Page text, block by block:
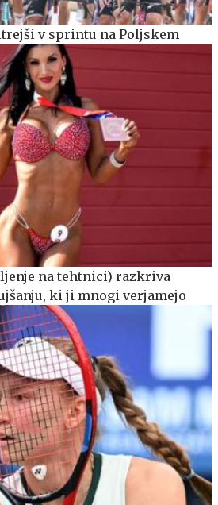
v sprintu na Poljskem
na tehtnici) razkriva
ki ji mnogi verjamejo